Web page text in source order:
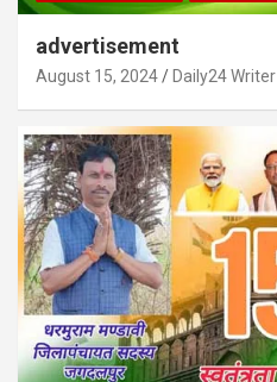
advertisement
August 15, 2024 Daily24 Writer